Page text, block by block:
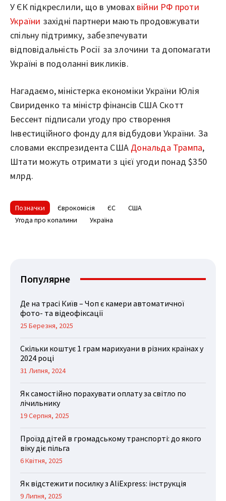
У ЄК підкреслили, що в умовах війни РФ проти
України західні партнери мають продовжувати
спільну підтримку, забезпечувати
відповідальність Росії за злочини та допомагати
Україні в подоланні викликів.
Нагадаємо, міністерка економіки України Юлія
Свириденко та міністр фінансів США Скотт
Бессент підписали угоду про створення
Інвестиційного фонду для відбудови України. За
словами експрезидента США Дональда Трампа,
Штати можуть отримати з цієї угоди понад $350
млрд.
Позначки Єврокомісія ЄС
США
Угода про копалини
Україна
Популярне
Де на трасі Київ – Чоп є камери автоматичної
фото- та відеофіксації
25 Березня, 2025
Скільки коштує 1 грам марихуани в різних країнах у
2024 році
31 Липня, 2024
Як самостійно порахувати оплату за світло по
лічильнику
19 Серпня, 2025
Проїзд дітей в громадському транспорті: до якого
віку діє пільга
6 Квітня, 2025
Як відстежити посилку з AliExpress: інструкція
9 Липня, 2025